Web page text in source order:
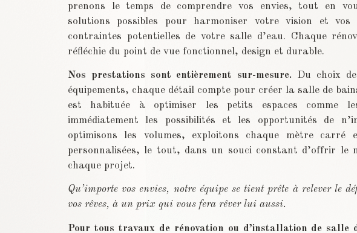
prenons le temps de comprendre vos envies, tout en
solutions possibles pour harmoniser votre vision et vos
contraintes potentielles de votre salle d’eau. Chaque
réfléchie du point de vue fonctionnel, design et durable.
Nos prestations sont entièrement sur-mesure. Du choix
équipements, chaque détail compte pour créer la salle de
est habituée à optimiser les petits espaces comme
immédiatement les possibilités et les opportunités de
optimisons les volumes, exploitons chaque mètre carré
personnalisées, le tout, dans un souci constant d’offrir le
chaque projet.
Qu’importe vos envies, notre équipe se tient prête à relever le
vos rêves, à un prix qui vous fera rêver lui aussi.
Pour tous travaux de rénovation ou d’installation de salle